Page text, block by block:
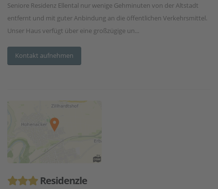
Seniore Residenz Ellental nur wenige Gehminuten von der Altstadt
entfernt und mit guter Anbindung an die öffentlichen Verkehrsmittel.
Unser Haus verfügt über eine großzügige un...
Kontakt aufnehmen
Residenzle